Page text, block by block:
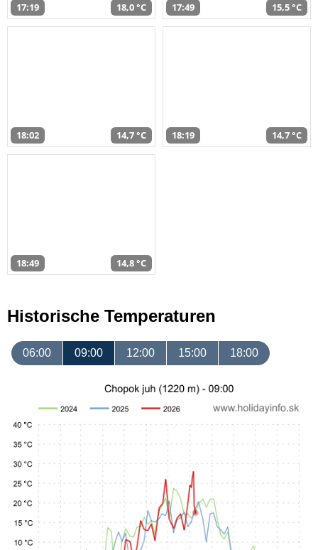
17:19 18,0 °C 17:49 15,5 °C
18:02 14,7 °C 18:19 14,7 °C
18:49 14,8 °C
Historische Temperaturen
06:00 09:00 12:00 15:00 18:00